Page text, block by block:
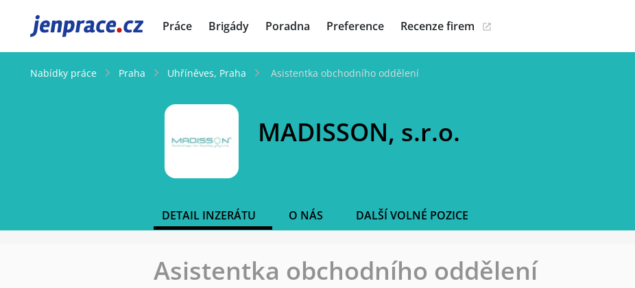
JenPráce.cz Práce Brigády Poradna Preference Recenze firem
Nabídky práce Praha Uhříněves, Praha Asistentka obchodního oddělení
MADISSON, s.r.o.
DETAIL INZERÁTU O NÁS DALŠÍ VOLNÉ POZICE
Asistentka obchodního oddělení